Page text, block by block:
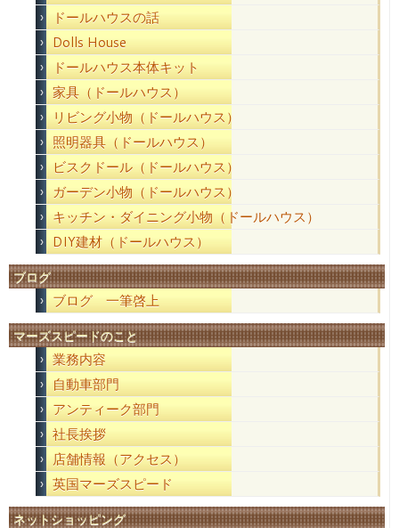
ドールハウスの話
Dolls House
ドールハウス本体キット
家具（ドールハウス）
リビング小物（ドールハウス）
照明器具（ドールハウス）
ビスクドール（ドールハウス）
ガーデン小物（ドールハウス）
キッチン・ダイニング小物（ドールハウス）
DIY建材（ドールハウス）
ブログ
ブログ 一筆啓上
マーズスピードのこと
業務内容
自動車部門
アンティーク部門
社長挨拶
店舗情報（アクセス）
英国マーズスピード
ネットショッピング